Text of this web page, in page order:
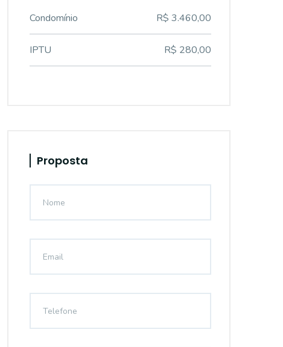
Condomínio R$ 3.460,00
IPTU R$ 280,00
Proposta